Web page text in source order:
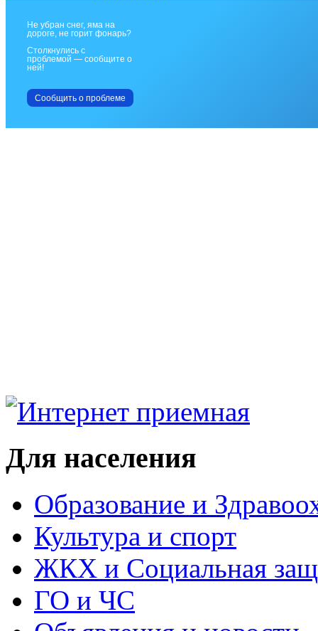
Не убран снег, яма на
дороге, не горит фонарь?
Столкнулись с
проблемой — сообщите о
ней!
Сообщить о проблеме
Для населения
Образование и
Культура и спорт
ЖКХ и Социальная
ГО и ЧС